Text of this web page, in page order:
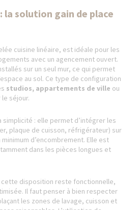
la solution gain de place
cuisine linéaire, est idéale pour les
avec un agencement ouvert.
sur un seul mur, ce qui permet
au sol. Ce type de configuration
studios, appartements de ville ou
séjour.
simplicité : elle permet d’intégrer les
plaque de cuisson, réfrigérateur) sur
d’encombrement. Elle est
dans les pièces longues et
cette disposition reste fonctionnelle,
Il faut penser à bien respecter
les zones de lavage, cuisson et